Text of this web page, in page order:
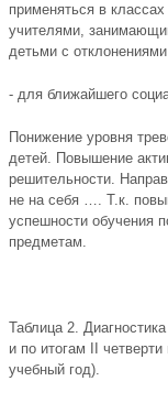
применяться в
учителями,
детьми с
- для ближайшего
Понижение уровня
детей. Повышение
решительности.
не на себя …. Т.к.
успешности обучения
предметам.
Таблица 2.
и по итогам II
учебный год).